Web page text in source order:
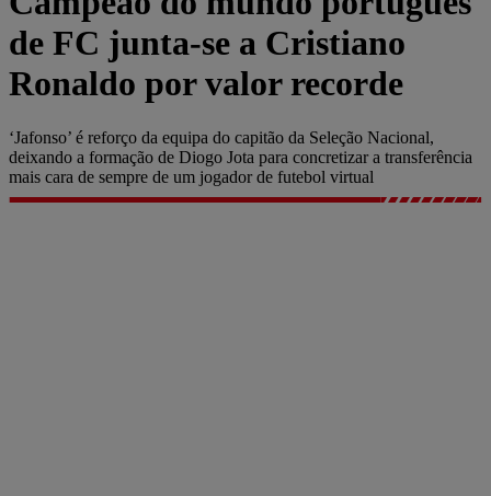
de FC junta-se a Cristiano
Ronaldo por valor recorde
‘Jafonso’ é reforço da equipa do capitão da Seleção Nacional,
deixando a formação de Diogo Jota para concretizar a transferência
mais cara de sempre de um jogador de futebol virtual